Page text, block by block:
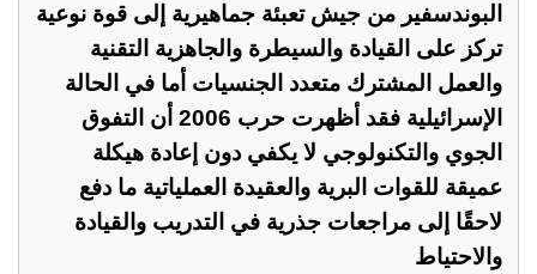
البوندسفير من جيش تعبئة جماهيرية إلى قوة نوعية
تركز على القيادة والسيطرة والجاهزية التقنية
والعمل المشترك متعدد الجنسيات أما في الحالة
الإسرائيلية فقد أظهرت حرب 2006 أن التفوق
الجوي والتكنولوجي لا يكفي دون إعادة هيكلة
عميقة للقوات البرية والعقيدة العملياتية ما دفع
لاحقًا إلى مراجعات جذرية في التدريب والقيادة
والاحتياط